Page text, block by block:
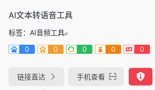
AI文本转语音工具
标签： AI音频工具
0
0 0 0 0
链接直达 手机查看